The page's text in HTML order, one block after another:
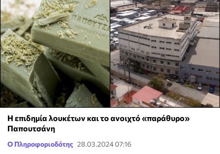
Η επιδημία λουκέτων και το ανοιχτό «παράθυρο»
Παπουτσάνη
Ο Πληροφοριοδότης 28.03.2024 07:16